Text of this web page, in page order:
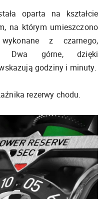
oparta na kształcie
na którym umieszczono
z czarnego,
Dwa górne, dzięki
godziny i minuty.
rezerwy chodu.